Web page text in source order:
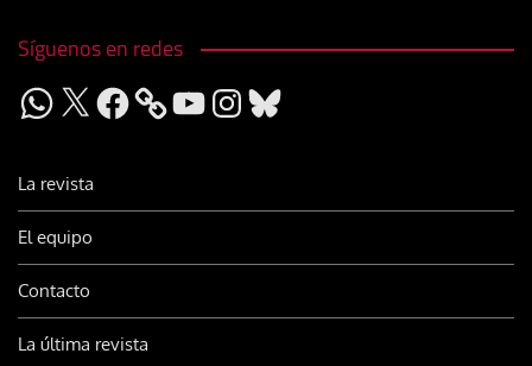
Síguenos en redes
WhatsApp
X Facebook YouTubeInstagram
Bluesky
La revista
El equipo
Contacto
La última revista